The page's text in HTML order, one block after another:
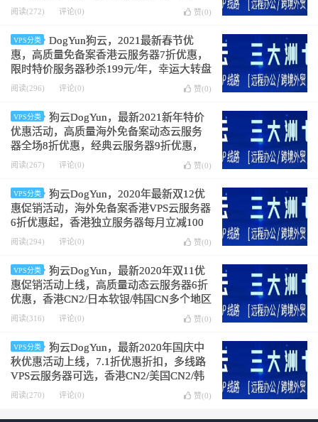
元，幸运大转盘最高可抽5折优惠码
阅读(272) 评论(0) 赞(0)
VPS分类
DogYun狗云，2021最新春节优
惠，高质量免备案香港云服务器7折优惠，
限时特价服务器秒杀199元/年，幸运大转盘
抽奖活动，抽最高5折优惠/代金券
阅读(296) 评论(0) 赞(0)
VPS分类
狗云DogYun，最新2021新年特价
优惠活动，高质量海外免备案动态云服务
器全场8折优惠，经典云服务器9折优惠，
独立服务器立减100元
阅读(267) 评论(0) 赞(0)
VPS分类
狗云DogYun，2020年最新双12优
惠促销活动，海外免备案香港VPS云服务器
6折优惠起，香港独立服务器每月立减100
元，还有幸运大转盘抽5折优惠码
阅读(294) 评论(0) 赞(0)
VPS分类
狗云DogYun，最新2020年双11优
惠促销活动上线，高质量动态云服务器6折
优惠，香港CN2/日本软银/韩国CN多个地区
可选，独立服务器/杜甫/独服立减100元，5
阅读(316) 评论(0) 赞(0)
VPS分类
狗云DogYun，最新2020年国庆中
秋优惠活动上线，7.1折优惠折扣，多线路
VPS云服务器可选，香港CN2/美国CN2/韩
国bgp/荷兰CN2/德国CN2/日本软银可选，
阅读(270) 评论(0) 赞(0)